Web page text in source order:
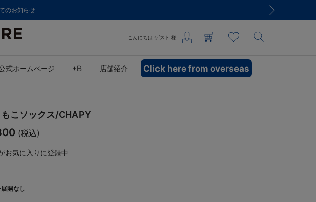
のお知らせ
こんにちは ゲスト 様
式ホームページ +B 店舗紹介 Click here from overseas
もこソックス/CHAPY
(税込)
お気に入りに登録中
開なし